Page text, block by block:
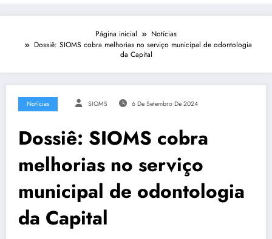
Página inicial
Notícias
Dossiê: SIOMS cobra melhorias no serviço municipal de odontologia
da Capital
Notícias SIOMS 6 De Setembro De 2024
Dossiê: SIOMS cobra
melhorias no serviço
municipal de odontologia
da Capital